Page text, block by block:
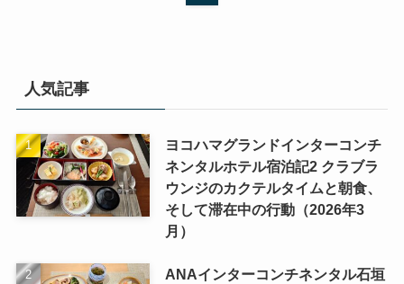
人気記事
ヨコハマグランドインターコンチ
ネンタルホテル宿泊記2 クラブラ
ウンジのカクテルタイムと朝食、
そして滞在中の行動（2026年3
月）
ANAインターコンチネンタル石垣